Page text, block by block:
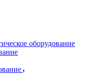
оборудование